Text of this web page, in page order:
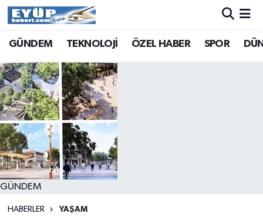
GÜNDEM TEKNOLOJİ ÖZEL HABER SPOR
GÜNDEM
HABERLER YAŞAM